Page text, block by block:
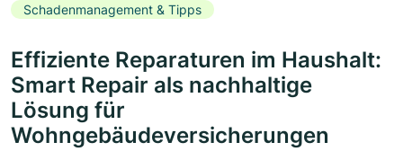
Schadenmanagement & Tipps
Effiziente Reparaturen im Haushalt:
Smart Repair als nachhaltige
Lösung für
Wohngebäudeversicherungen